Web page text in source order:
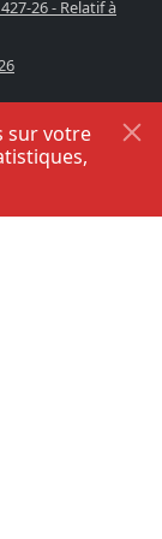
26 - Relatif à
sur votre